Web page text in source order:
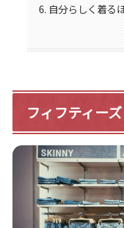
自分らしく着る
フィフティー